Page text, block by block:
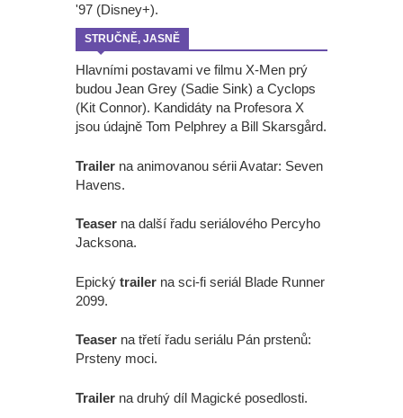
'97 (Disney+).
STRUČNĚ, JASNĚ
Hlavními postavami ve filmu X-Men prý
budou Jean Grey (Sadie Sink) a Cyclops
(Kit Connor). Kandidáty na Profesora X
jsou údajně Tom Pelphrey a Bill Skarsgård.
Trailer na animovanou sérii Avatar: Seven
Havens.
Teaser na další řadu seriálového Percyho
Jacksona.
Epický trailer na sci-fi seriál Blade Runner
2099.
Teaser na třetí řadu seriálu Pán prstenů:
Prsteny moci.
Trailer na druhý díl Magické posedlosti.